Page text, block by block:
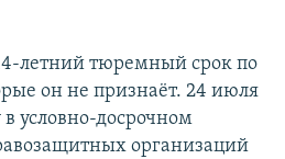
летний тюремный срок по
он не признаёт. 24 июля
условно-досрочном
организаций